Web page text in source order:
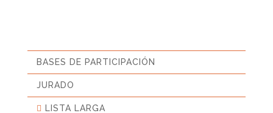
BASES DE PARTICIPACIÓN
JURADO
LISTA LARGA